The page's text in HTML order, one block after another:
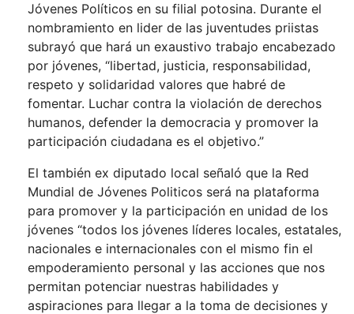
Jóvenes Políticos en su filial potosina. Durante el
nombramiento en lider de las juventudes priistas
subrayó que hará un exaustivo trabajo encabezado
por jóvenes, “libertad, justicia, responsabilidad,
respeto y solidaridad valores que habré de
fomentar. Luchar contra la violación de derechos
humanos, defender la democracia y promover la
participación ciudadana es el objetivo.”
El también ex diputado local señaló que la Red
Mundial de Jóvenes Politicos será na plataforma
para promover y la participación en unidad de los
jóvenes “todos los jóvenes líderes locales, estatales,
nacionales e internacionales con el mismo fin el
empoderamiento personal y las acciones que nos
permitan potenciar nuestras habilidades y
aspiraciones para llegar a la toma de decisiones y